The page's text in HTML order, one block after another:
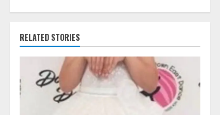
u
R
RELATED STORIES